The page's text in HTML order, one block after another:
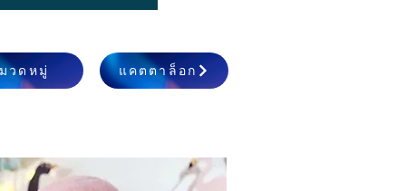
วดหมู่ แคตตาล็อก